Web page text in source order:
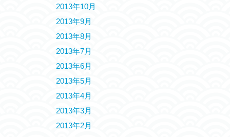
2013年10月
2013年9月
2013年8月
2013年7月
2013年6月
2013年5月
2013年4月
2013年3月
2013年2月